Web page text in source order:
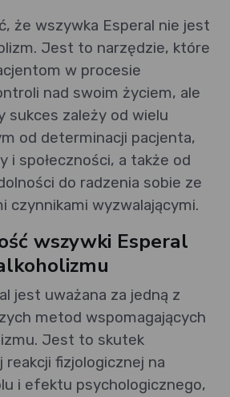
że wszywka Esperal nie jest
Jest to narzędzie, które
w procesie
nad swoim życiem, ale
sukces zależy od wielu
od determinacji pacjenta,
i społeczności, a także od
do radzenia sobie ze
czynnikami wyzwalającymi.
wszywki Esperal
jest uważana za jedną z
metod wspomagających
Jest to skutek
reakcji fizjologicznej na
i efektu psychologicznego,